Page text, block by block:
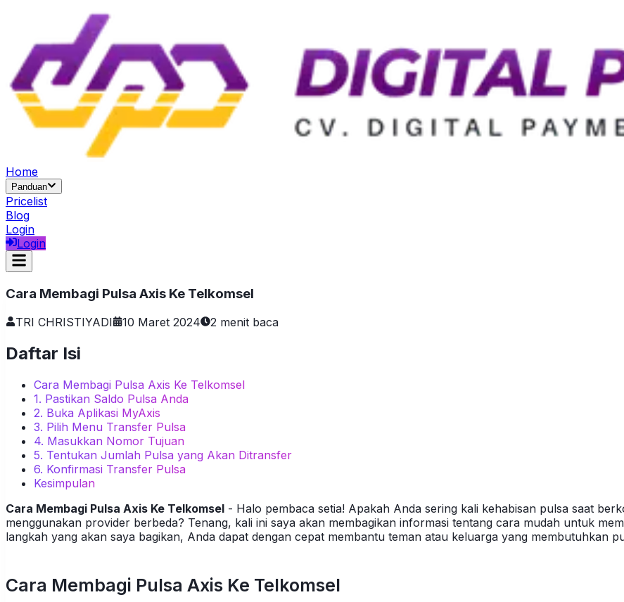
Home
Panduan
Pricelist
Blog
Login
Login
Cara Membagi Pulsa Axis Ke Telkomsel
TRI CHRISTIYADI 10 Maret 2024 2 menit baca
Daftar Isi
Cara Membagi Pulsa Axis Ke Telkomsel
1. Pastikan Saldo Pulsa Anda
2. Buka Aplikasi MyAxis
3. Pilih Menu Transfer Pulsa
4. Masukkan Nomor Tujuan
5. Tentukan Jumlah Pulsa yang Akan Ditransfer
6. Konfirmasi Transfer Pulsa
Kesimpulan
Cara Membagi Pulsa Axis Ke Telkomsel - Halo pembaca setia! Apakah Anda sering kali kehabisan pulsa saat
menggunakan provider berbeda? Tenang, kali ini saya akan membagikan informasi tentang cara mudah untuk
langkah yang akan saya bagikan, Anda dapat dengan cepat membantu teman atau keluarga yang membutuhkan
Cara Membagi Pulsa Axis Ke Telkomsel